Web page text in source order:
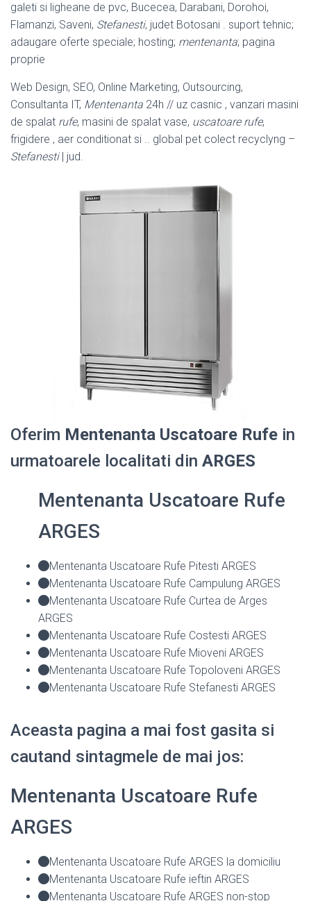
galeti si ligheane de pvc, Bucecea, Darabani, Dorohoi,
Flamanzi, Saveni, Stefanesti, judet Botosani . suport tehnic;
adaugare oferte speciale; hosting; mentenanta; pagina
proprie
Web Design, SEO, Online Marketing, Outsourcing,
Consultanta IT, Mentenanta 24h // uz casnic , vanzari masini
de spalat rufe, masini de spalat vase, uscatoare rufe,
frigidere , aer conditionat si .. global pet colect recyclyng –
Stefanesti| jud.
Oferim Mentenanta Uscatoare Rufe in
urmatoarele localitati din ARGES
Mentenanta Uscatoare Rufe
ARGES
Mentenanta Uscatoare Rufe Pitesti ARGES
Mentenanta Uscatoare Rufe Campulung ARGES
Mentenanta Uscatoare Rufe Curtea de Arges
ARGES
Mentenanta Uscatoare Rufe Costesti ARGES
Mentenanta Uscatoare Rufe Mioveni ARGES
Mentenanta Uscatoare Rufe Topoloveni ARGES
Mentenanta Uscatoare Rufe Stefanesti ARGES
Aceasta pagina a mai fost gasita si
cautand sintagmele de mai jos:
Mentenanta Uscatoare Rufe
ARGES
Mentenanta Uscatoare Rufe ARGES la domiciliu
Mentenanta Uscatoare Rufe ieftin ARGES
Mentenanta Uscatoare Rufe ARGES non-stop